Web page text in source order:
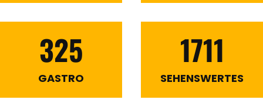
325
GASTRO
1711
SEHENSWERTES